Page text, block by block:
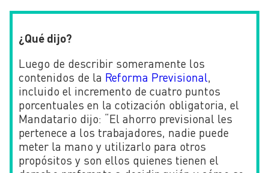
¿Qué dijo?
Luego de describir someramente los
contenidos de la Reforma Previsional,
incluido el incremento de cuatro puntos
porcentuales en la cotización obligatoria, el
Mandatario dijo: “El ahorro previsional les
pertenece a los trabajadores, nadie puede
meter la mano y utilizarlo para otros
propósitos y son ellos quienes tienen el